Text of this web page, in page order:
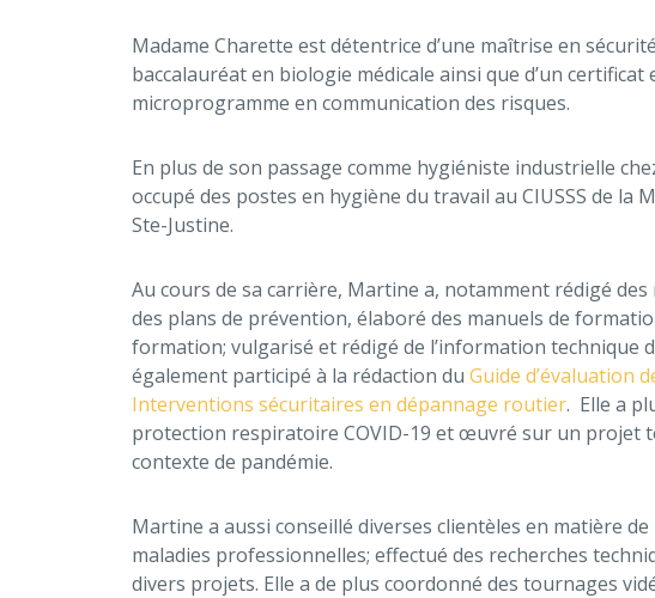
Madame Charette est détentrice d’une maîtrise en
baccalauréat en biologie médicale ainsi que d’un
microprogramme en communication des risques.
En plus de son passage comme hygiéniste industrielle
occupé des postes en hygiène du travail au CIUSSS de la
Ste-Justine.
Au cours de sa carrière, Martine a, notamment rédigé
des plans de prévention, élaboré des manuels de
formation; vulgarisé et rédigé de l’information technique
également participé à la rédaction du Guide d’évaluation
Interventions sécuritaires en dépannage routier. Elle a
protection respiratoire COVID-19 et œuvré sur un projet
contexte de pandémie.
Martine a aussi conseillé diverses clientèles en matière
maladies professionnelles; effectué des recherches
divers projets. Elle a de plus coordonné des tournages